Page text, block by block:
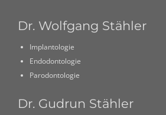
Dr. Wolfgang Stähler
Implantologie
Endodontologie
Parodontologie
Dr. Gudrun Stähler